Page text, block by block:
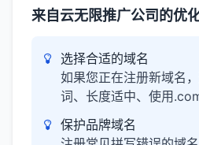
来自云无限推广公司的优
选择合适的域名
如果您正在注册新域名
词、长度适中、使用
保护品牌域名